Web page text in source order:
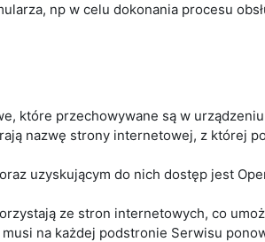
np w celu dokonania procesu
które przechowywane są w
nazwę strony internetowej, z której
uzyskującym do nich dostęp jest
ze stron internetowych, co
na każdej podstronie Serwisu